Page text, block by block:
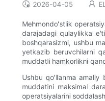
2026-04-05
Mehmondo'stlik
darajadagi qulaylikka
boshqarasizmi, ushbu
yetkazib beruvchilarni
muddatli hamkorlikni
Ushbu qo'llanma amaliy
muddatini maksimal
operatsiyalarini